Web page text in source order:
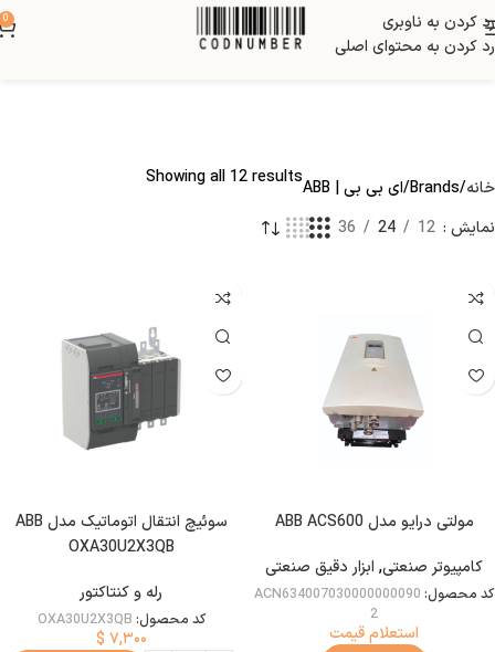
رد کردن به ناوبری
رد کردن به محتوای اصلی
0
خانه Brands ای بی بی | ABB Showing all 12 results
نمایش 12
24
36
مولتی درایو مدل ABB ACS600
کامپیوتر صنعتی, ابزار دقیق صنعتی
کد محصول: ACN634007030000000090
2
استعلام قیمت
سوئیچ انتقال اتوماتیک مدل ABB
OXA30U2X3QB
رله و کنتاکتور
کد محصول: OXA30U2X3QB
$ ۷,۳۰۰